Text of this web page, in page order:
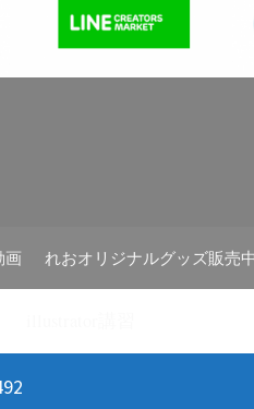
画 れおオリジナルグッズ販売